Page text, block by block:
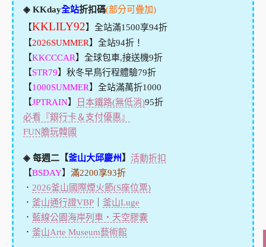
◈ KKday全站折扣碼(部分可疊加)
【KKLILY92】全站滿1500享94折
【2026SUMMER】全站94折！
【KKCCCAR】全球包車,接送機9折
【STR79】秋冬早鳥行程體驗79折
【1000SUMMER】全站滿萬折1000
【JPTRAIN】 日本鐵路(無低消)95折
必看『銀行卡＆支付優惠』
FUN膽玩韓國
◈ 每週二【釜山大邱慶州】 活動折扣
【BSDAY】 滿2200享93折
． 2026釜山國際煙火節(S座位票)
． 釜山通行證VBP｜ 釜山Luge
． 藍線公園海岸列車・天空膠囊
． 釜山Arte Museum藝術館